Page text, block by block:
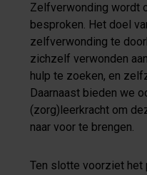
Zelfverwonding wordt
besproken. Het doel
zelfverwonding te
zichzelf verwonden
hulp te zoeken, en
Daarnaast bieden we
(zorg)leerkracht om
naar voor te brengen.
Ten slotte voorziet het